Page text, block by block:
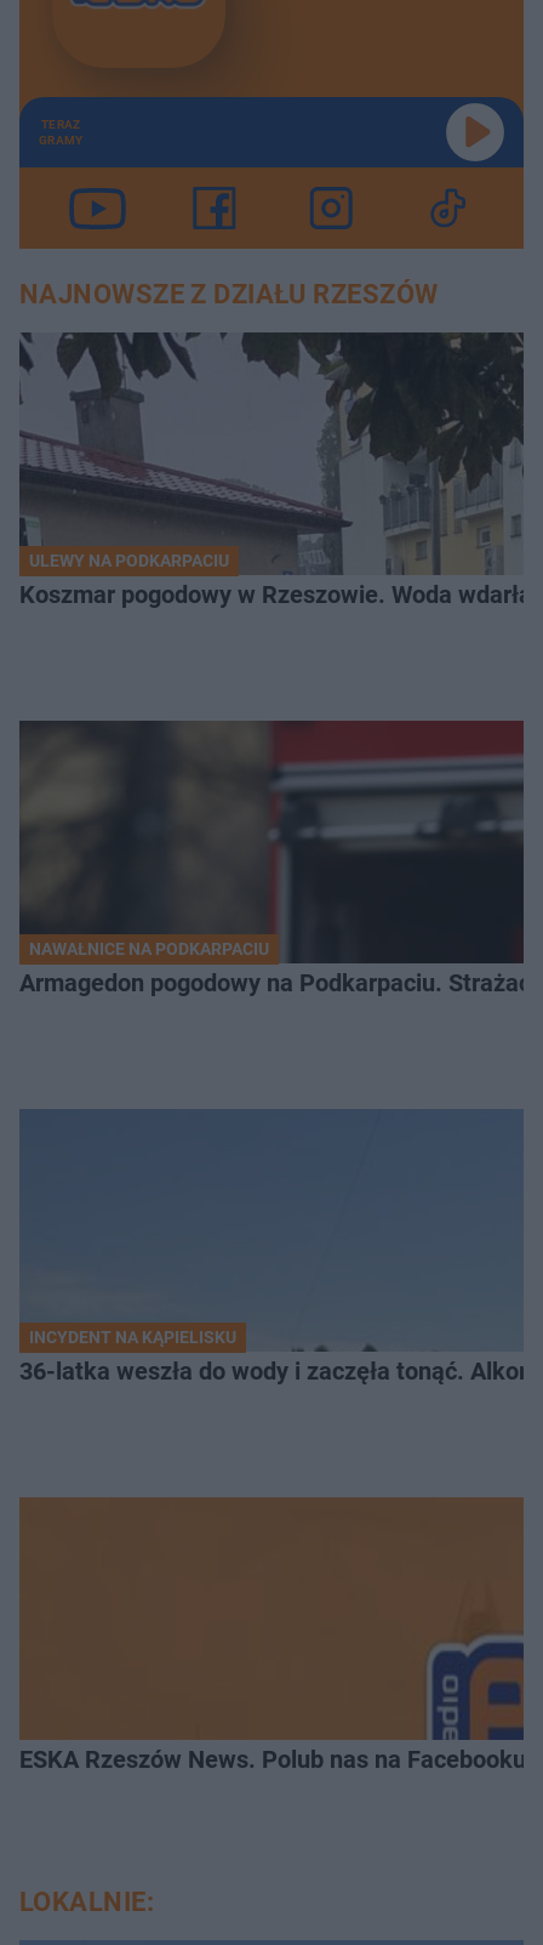
TERAZ
GRAMY
NAJNOWSZE Z DZIAŁU RZESZÓW
ULEWY NA PODKARPACIU
Koszmar pogodowy w Rzeszowie. Woda
NAWAŁNICE NA PODKARPACIU
Armagedon pogodowy na Podkarpaciu.
INCYDENT NA KĄPIELISKU
36-latka weszła do wody i zaczęła tonąć.
ESKA Rzeszów News. Polub nas na Facebooku!
LOKALNIE: